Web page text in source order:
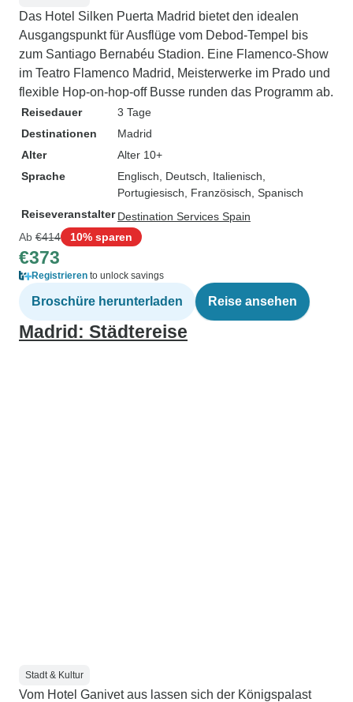
Das Hotel Silken Puerta Madrid bietet den idealen
Ausgangspunkt für Ausflüge vom Debod-Tempel bis
zum Santiago Bernabéu Stadion. Eine Flamenco-Show
im Teatro Flamenco Madrid, Meisterwerke im Prado und
flexible Hop-on-hop-off Busse runden das Programm ab.
Reisedauer
3 Tage
Destinationen
Madrid
Alter
Alter 10+
Sprache
Englisch, Deutsch, Italienisch,
Portugiesisch, Französisch, Spanisch
Reiseveranstalter Destination Services Spain
Ab €414 10% sparen
€373
Registrieren to unlock savings
Broschüre herunterladen Reise ansehen
Madrid: Städtereise
Stadt & Kultur
Vom Hotel Ganivet aus lassen sich der Königspalast